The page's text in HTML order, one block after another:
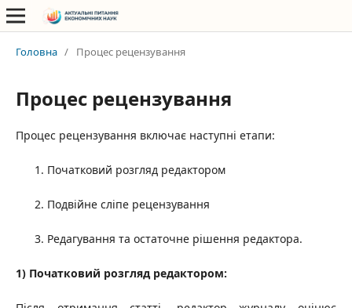
Головна / Процес рецензування
Процес рецензування
Процес рецензування включає наступні етапи:
Початковий розгляд редактором
Подвійне сліпе рецензування
Редагування та остаточне рішення редактора.
1) Початковий розгляд редактором: